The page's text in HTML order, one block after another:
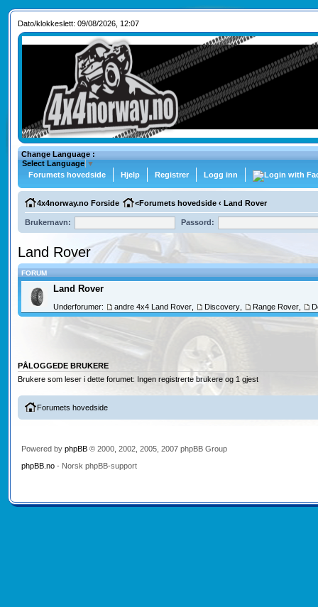
Dato/klokkeslett: 09/08/2026, 12:07
Change Language :
Select Language ▼
Forumets hovedside
Hjelp Registrer Logg inn
4x4norway.no Forside <Forumets hovedside ‹ Land Rover
Brukernavn: Passord:
Land Rover
FORUM
Land Rover
Underforumer: andre 4x4 Land Rover, Discovery, Range Rover,
PÅLOGGEDE BRUKERE
Brukere som leser i dette forumet: Ingen registrerte brukere og 1 gjest
Forumets hovedside
Powered by phpBB© 2000, 2002, 2005, 2007 phpBB Group
phpBB.no- Norsk phpBB-support